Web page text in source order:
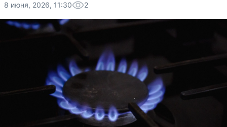
8 июня, 2026, 11:30 2